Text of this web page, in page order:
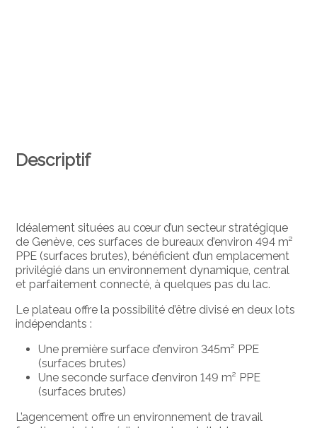
Descriptif
Idéalement situées au cœur d’un secteur stratégique
de Genève, ces surfaces de bureaux d’environ 494 m²
PPE (surfaces brutes), bénéficient d’un emplacement
privilégié dans un environnement dynamique, central
et parfaitement connecté, à quelques pas du lac.
Le plateau offre la possibilité d’être divisé en deux lots
indépendants :
Une première surface d’environ 345m² PPE
(surfaces brutes)
Une seconde surface d’environ 149 m² PPE
(surfaces brutes)
L’agencement offre un environnement de travail